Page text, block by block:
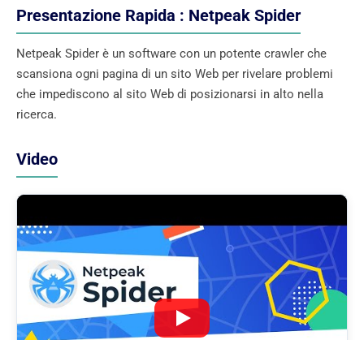
Presentazione Rapida : Netpeak Spider
Netpeak Spider è un software con un potente crawler che
scansiona ogni pagina di un sito Web per rivelare problemi
che impediscono al sito Web di posizionarsi in alto nella
ricerca.
Video